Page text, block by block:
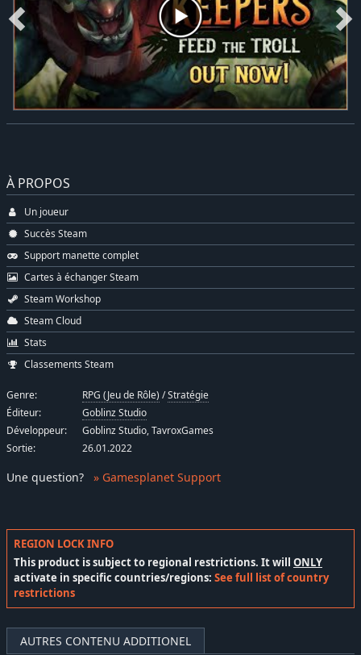
REGION LOCK INFO
This product is subject to regional restrictions. It will ONLY
activate in specific countries/regions: See full list of country
restrictions
AUTRES CONTENU ADDITIONEL
À PROPOS
Un joueur
Succès Steam
Support manette complet
Cartes à échanger Steam
Steam Workshop
Steam Cloud
Stats
Classements Steam
Genre: RPG (Jeu de Rôle) /Stratégie
Éditeur:
Goblinz Studio
Développeur:
Goblinz Studio, TavroxGames
Sortie:
26.01.2022
Une question? » Gamesplanet Support